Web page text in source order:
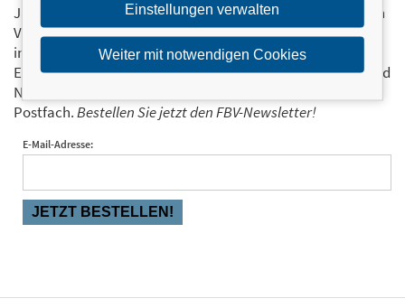
Ja, ich will mit dem kostenlosen Newsletter des FinanzBuch
Verlags über die aktuellen Trends im Finanzbereich
informiert bleiben.
Einmal pro Monat landen die aktuellsten Entwicklungen und
Neuerscheinungen via Newsletter direkt in Ihrem E-Mail-
Postfach.Bestellen Sie jetzt den FBV-Newsletter!
E-Mail-Adresse:
Einstellungen verwalten
Weiter mit notwendigen Cookies